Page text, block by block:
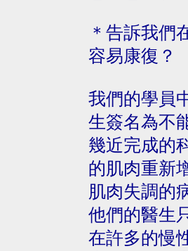
＊告訴我們
容易康復？
我們的學員
生簽名為不
幾近完成的
的肌肉重新
肌肉失調的
他們的醫生
在許多的慢